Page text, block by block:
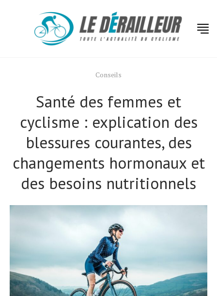
Conseils
Santé des femmes et
cyclisme : explication des
blessures courantes, des
changements hormonaux et
des besoins nutritionnels